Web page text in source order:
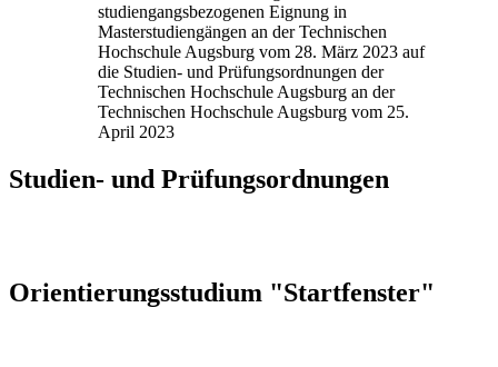
studiengangsbezogenen Eignung in
Masterstudiengängen an der Technischen
Hochschule Augsburg vom 28. März 2023 auf
die Studien- und Prüfungsordnungen der
Technischen Hochschule Augsburg an der
Technischen Hochschule Augsburg vom 25.
April 2023
Studien- und Prüfungsordnungen
Orientierungsstudium "Startfenster"